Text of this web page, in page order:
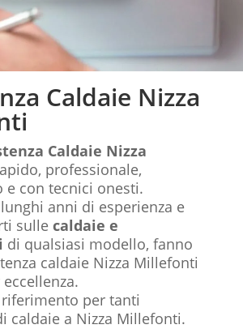
Caldaie Nizza
Caldaie Nizza
professionale,
e con tecnici onesti.
anni di esperienza e
sulle caldaie e
di qualsiasi modello, fanno
caldaie Nizza Millefonti
per tanti
caldaie a Nizza Millefonti.